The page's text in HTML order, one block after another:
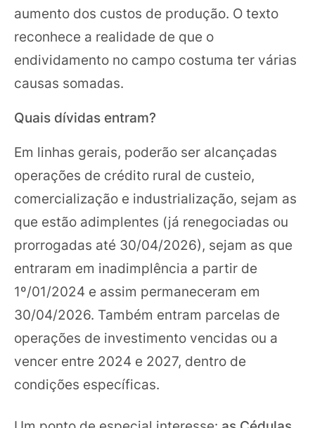
aumento dos custos de produção. O texto
reconhece a realidade de que o
endividamento no campo costuma ter várias
causas somadas.
Quais dívidas entram?
Em linhas gerais, poderão ser alcançadas
operações de crédito rural de custeio,
comercialização e industrialização, sejam as
que estão adimplentes (já renegociadas ou
prorrogadas até 30/04/2026), sejam as que
entraram em inadimplência a partir de
1º/01/2024 e assim permaneceram em
30/04/2026. Também entram parcelas de
operações de investimento vencidas ou a
vencer entre 2024 e 2027, dentro de
condições específicas.